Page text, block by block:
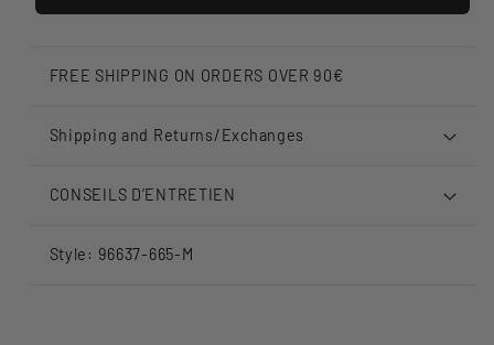
FREE SHIPPING ON ORDERS OVER 90€
Shipping and Returns/Exchanges
CONSEILS D’ENTRETIEN
Style: 96637-665-M